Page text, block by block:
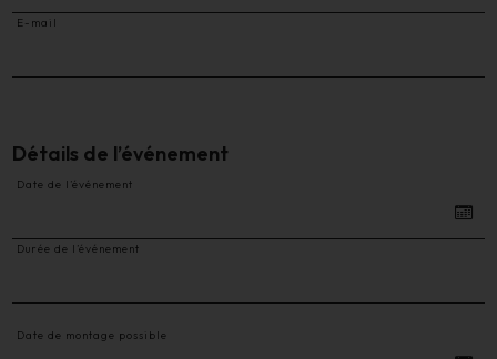
E-mail
Détails de l’événement
Date de l’événement
Durée de l’événement
Date de montage possible